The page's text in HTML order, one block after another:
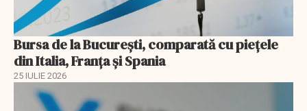
Bursa de la București, comparată cu piețele
din Italia, Franța și Spania
25 IULIE 2026